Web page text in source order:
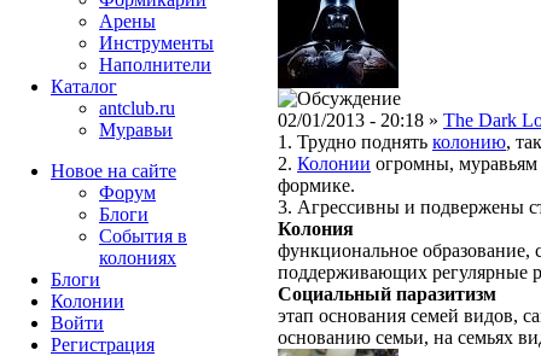
02/01/2013 - 20:18 » The Dark
1. Трудно поднять колонию,
2. Колонии огромны, муравьям
формике.
3. Агрессивны и подвержены
Колония
функциональное образование,
поддерживающих регулярные
Социальный паразитизм
этап основания семей видов,
основанию семьи, на семьях
Арены
Инструменты
Наполнители
Каталог
antclub.ru
Муравьи
Новое на сайте
Форум
Блоги
События в
колониях
Блоги
Колонии
Войти
Peгиcтpaция